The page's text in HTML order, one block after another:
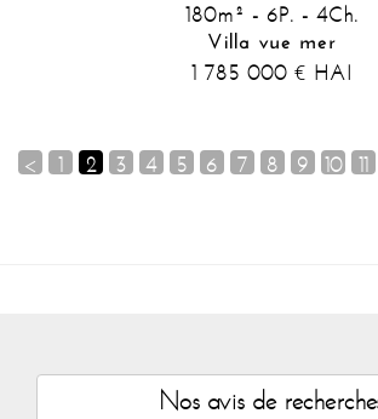
180m² - 6P. - 4Ch.
Villa vue mer
1 785 000€ HAI
< 1 2 3 4 5 6 7 8 9 10 11
Nos avis de